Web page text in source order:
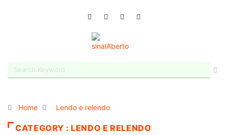
Home Lendo e relendo
CATEGORY : LENDO E RELENDO